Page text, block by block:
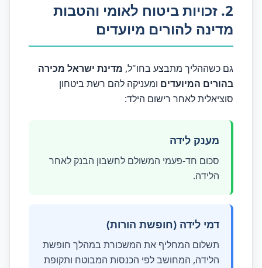
2. זכויות ביטוח לאומי והטבות
מדינה להורים מיועדים
גם כשההליך מתבצע בחו"ל, מדינת ישראל מכירה
בהורים המיועדים ומעניקה להם רשת ביטחון
סוציאלית לאחר רישום הילד:
מענק לידה
סכום חד-פעמי המשולם לחשבון הבנק לאחר
הלידה.
דמי לידה (חופשת הורות)
תשלום המחליף את המשכורת במהלך חופשת
הלידה, המחושב לפי הכנסות המבוטח ותקופת